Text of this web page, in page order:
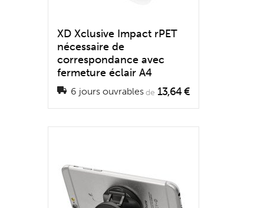
XD Xclusive Impact rPET
nécessaire de
correspondance avec
fermeture éclair A4
6 jours ouvrables de 13,64 €